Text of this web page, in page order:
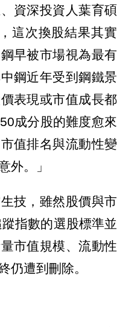
資深投資人葉育碩
，這次換股結果其實
早被市場視為最有
鋼近年受到鋼鐵景
表現或市值成長都
成分股的難度愈來
值排名與流動性變
外。」
技，雖然股價與市
指數的選股標準並
市值規模、流動性
仍遭到刪除。